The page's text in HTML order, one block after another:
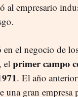
al empresario
el negocio de
el primer campo
. El año
una gran